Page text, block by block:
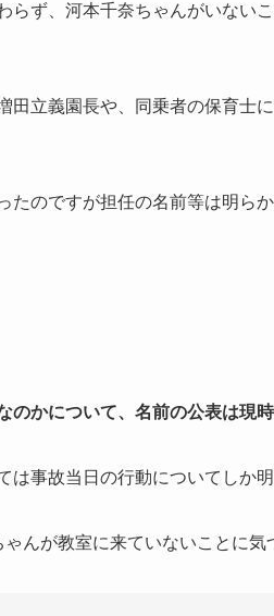
らず、河本千奈ちゃんがいない
田立義園長や、同乗者の保育士
たのですが担任の名前等は明ら
のかについて、名前の公表は現時
は事故当日の行動についてしか
んが教室に来ていないことに気